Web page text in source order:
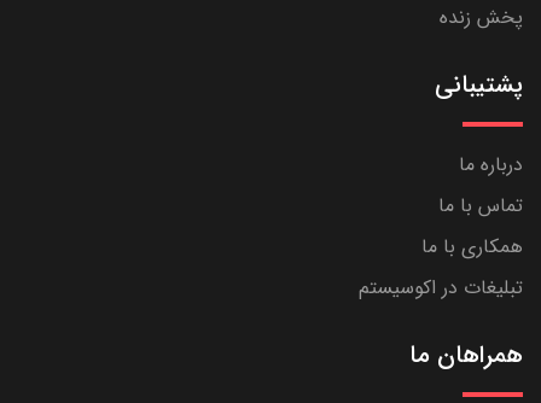
پخش زنده
پشتیبانی
درباره ما
تماس با ما
همکاری با ما
تبلیغات در اکوسیستم
همراهان ما